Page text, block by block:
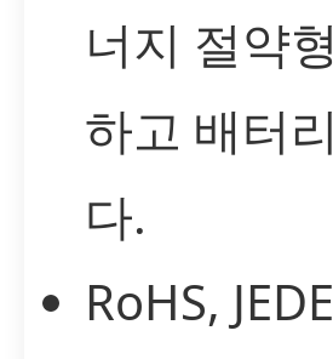
너지 절약
하고 배터
다.
RoHS,